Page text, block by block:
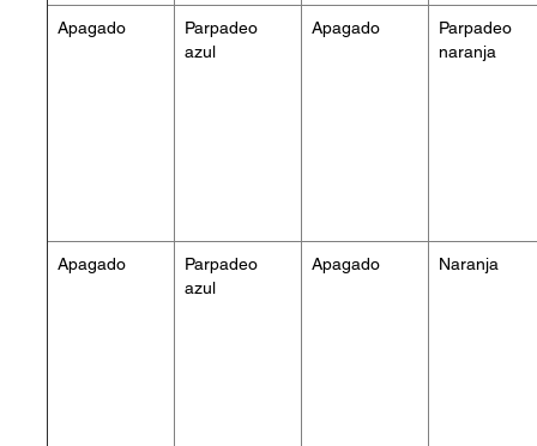
Apagado
Parpadeo
azul
Apagado
Parpadeo
naranja
Apagado
Parpadeo
azul
Apagado Naranja